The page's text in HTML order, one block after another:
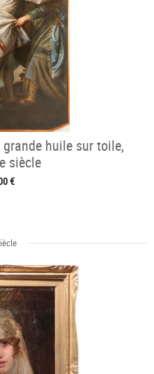
huile sur toile,
siècle
€